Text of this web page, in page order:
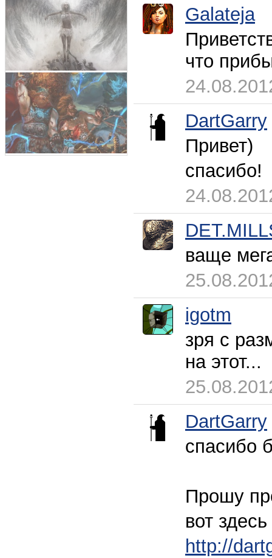
Galateja
что
DartGarry
Привет)
спасибо!
ваще
igotm
зря с
на этот...
DartGarry
спасибо
Прошу
вот
http://